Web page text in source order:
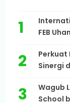
FEB
Perkuat
Sinergi
Wagub
School